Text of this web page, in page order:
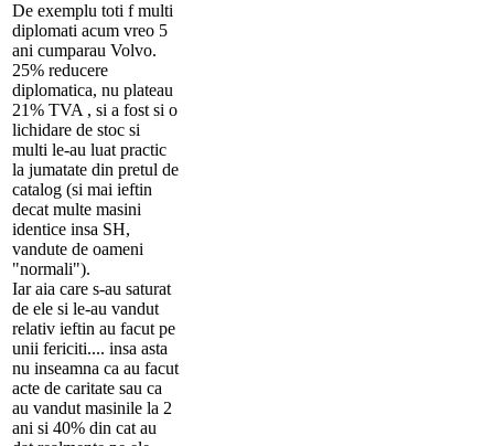
De exemplu toti f multi
diplomati acum vreo 5
ani cumparau Volvo.
25% reducere
diplomatica, nu plateau
21% TVA , si a fost si o
lichidare de stoc si
multi le-au luat practic
la jumatate din pretul de
catalog (si mai ieftin
decat multe masini
identice insa SH,
vandute de oameni
"normali").
Iar aia care s-au saturat
de ele si le-au vandut
relativ ieftin au facut pe
unii fericiti.... insa asta
nu inseamna ca au facut
acte de caritate sau ca
au vandut masinile la 2
ani si 40% din cat au